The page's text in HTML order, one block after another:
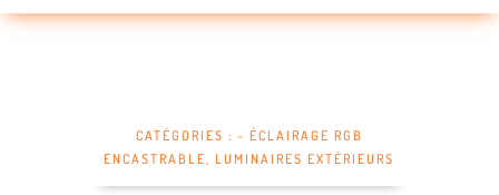
CATÉGORIES : ~ ÉCLAIRAGE RGB
ENCASTRABLE,LUMINAIRES EXTÉRIEURS